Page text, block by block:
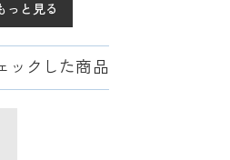
っと見る
ックした商品